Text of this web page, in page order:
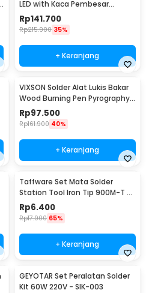
LED with Kaca Pembesar
Magnifier 3X/4.5X - TH-7023
Rp141.700
Rp215.900 35%
+ Keranjang
VIXSON Solder Alat Lukis Bakar
Wood Burning Pen Pyrography
60W 36 Set - CS-31 D
Rp97.500
Rp161.900 40%
+ Keranjang
Taffware Set Mata Solder
Station Tool Iron Tip 900M-T 5
PCS - BI5044
Rp6.400
Rp17.900 65%
+ Keranjang
GEYOTAR Set Peralatan Solder
Kit 60W 220V - SIK-003